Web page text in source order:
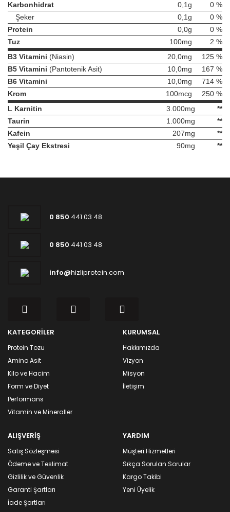
0,1g
0 %
Karbonhidrat
0,1g
0 %
Şeker
0,0g
0 %
Protein
100mg
2 %
Tuz
20,0mg
125 %
B3 Vitamini (Niasin)
10,0mg
167 %
B5 Vitamini (Pantotenik Asit)
10,0mg
714 %
B6 Vitamini
100mcg
250 %
Krom
3.000mg
**
L Karnitin
1.000mg
**
Taurin
207mg
**
Kafein
90mg
**
Yeşil Çay Ekstresi
0 850 441 03 48
0 850 441 03 48
info@hizliprotein.com
KATEGORİLER
Protein Tozu
Amino Asit
Kilo ve Hacim
Form ve Diyet
Performans
Vitamin ve Mineraller
KURUMSAL
Hakkımızda
Vizyon
Misyon
İletişim
ALIŞVERİŞ
Satış Sözleşmesi
Ödeme ve Teslimat
Gizlilik ve Güvenlik
Garanti Şartları
İade Şartları
YARDIM
Müşteri Hizmetleri
Sıkça Sorulan Sorular
Kargo Takibi
Yeni Üyelik